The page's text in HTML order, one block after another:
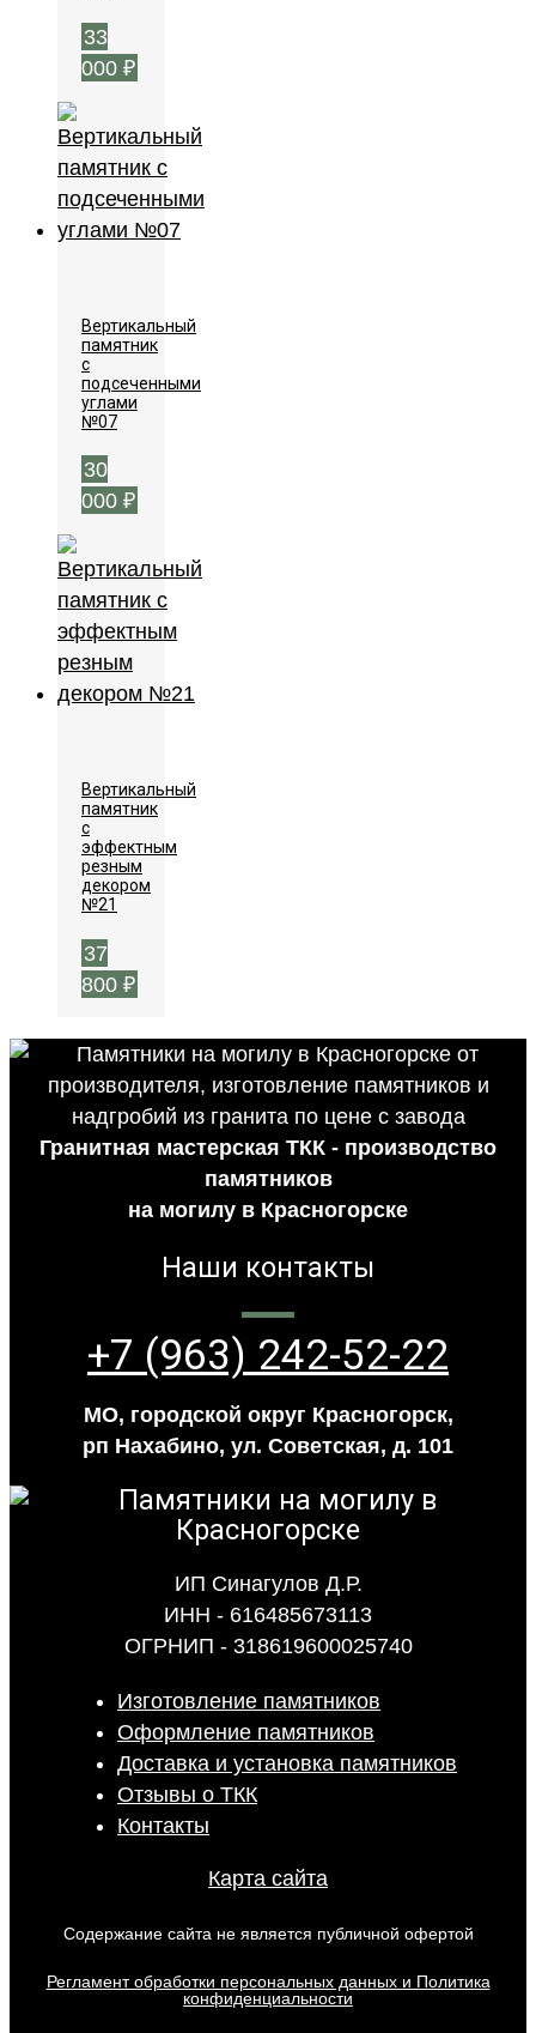
33
000 ₽
Вертикальный
памятник
с
подсеченными
углами
№07
30
000 ₽
Вертикальный
памятник
с
эффектным
резным
декором
№21
37
800 ₽
Гранитная мастерская ТКК - производство
памятников
на могилу в Красногорске
Наши контакты
+7 (963) 242-52-22
МО, городской округ Красногорск,
рп Нахабино, ул. Советская, д. 101
ИП Синагулов Д.Р.
ИНН - 616485673113
ОГРНИП - 318619600025740
Изготовление памятников
Оформление памятников
Доставка и установка памятников
Отзывы о ТКК
Контакты
Карта сайта
Содержание сайта не является публичной офертой
Регламент обработки персональных данных и Политика
конфиденциальности